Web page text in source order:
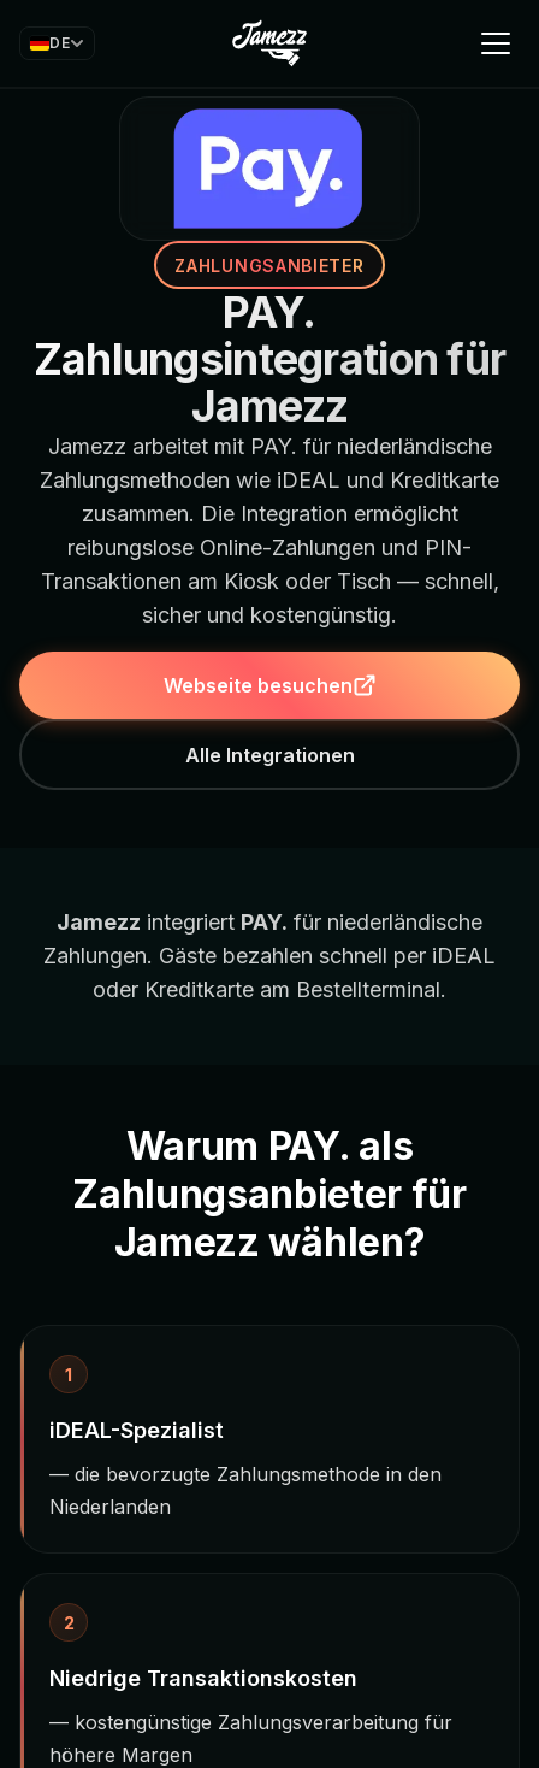
DE
ZAHLUNGSANBIETER
PAY.
Zahlungsintegration für
Jamezz
Jamezz arbeitet mit PAY. für niederländische
Zahlungsmethoden wie iDEAL und Kreditkarte
zusammen. Die Integration ermöglicht
reibungslose Online-Zahlungen und PIN-
Transaktionen am Kiosk oder Tisch — schnell,
sicher und kostengünstig.
Webseite besuchen
Alle Integrationen
Jamezz integriert PAY. für niederländische
Zahlungen. Gäste bezahlen schnell per iDEAL
oder Kreditkarte am Bestellterminal.
Warum PAY. als
Zahlungsanbieter für
Jamezz wählen?
1
iDEAL-Spezialist
— die bevorzugte Zahlungsmethode in den
Niederlanden
2
Niedrige Transaktionskosten
— kostengünstige Zahlungsverarbeitung für
höhere Margen